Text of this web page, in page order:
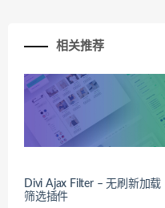
相关推荐
Divi Ajax Filter – 无刷新加载
筛选插件